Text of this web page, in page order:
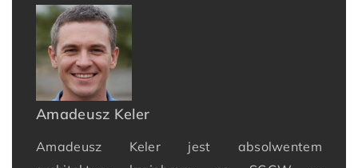
Amadeusz Keler
Amadeusz Keler jest absolwentem